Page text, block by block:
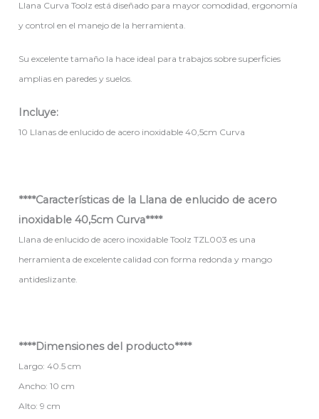
Llana Curva Toolz está diseñado para mayor comodidad, ergonomía
y control en el manejo de la herramienta.
Su excelente tamaño la hace ideal para trabajos sobre superficies
amplias en paredes y suelos.
Incluye:
10 Llanas de enlucido de acero inoxidable 40,5cm Curva
****Características de la Llana de enlucido de acero
inoxidable 40,5cm Curva****
Llana de enlucido de acero inoxidable Toolz TZL003 es una
herramienta de excelente calidad con forma redonda y mango
antideslizante.
****Dimensiones del producto****
Largo: 40.5 cm
Ancho: 10 cm
Alto: 9 cm